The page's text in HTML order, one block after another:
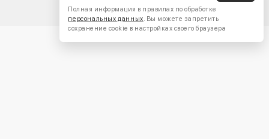
Полная информация в правилах по обработке
персональных данных . Вы можете запретить
сохранение cookie в настройках своего браузера